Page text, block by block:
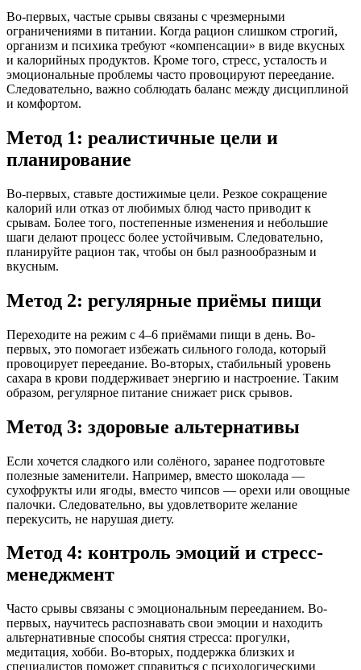
Во-первых, частые срывы связаны с чрезмерными
ограничениями в питании. Когда рацион слишком строгий,
организм и психика требуют «компенсации» в виде вкусных
и калорийных продуктов. Кроме того, стресс, усталость и
эмоциональные проблемы часто провоцируют переедание.
Следовательно, важно соблюдать баланс между дисциплиной
и комфортом.
Метод 1: реалистичные цели и
планирование
Во-первых, ставьте достижимые цели. Резкое сокращение
калорий или отказ от любимых блюд часто приводит к
срывам. Более того, постепенные изменения и небольшие
шаги делают процесс более устойчивым. Следовательно,
планируйте рацион так, чтобы он был разнообразным и
вкусным.
Метод 2: регулярные приёмы пищи
Переходите на режим с 4–6 приёмами пищи в день. Во-
первых, это помогает избежать сильного голода, который
провоцирует переедание. Во-вторых, стабильный уровень
сахара в крови поддерживает энергию и настроение. Таким
образом, регулярное питание снижает риск срывов.
Метод 3: здоровые альтернативы
Если хочется сладкого или солёного, заранее подготовьте
полезные заменители. Например, вместо шоколада —
сухофрукты или ягоды, вместо чипсов — орехи или овощные
палочки. Следовательно, вы удовлетворите желание
перекусить, не нарушая диету.
Метод 4: контроль эмоций и стресс-
менеджмент
Часто срывы связаны с эмоциональным перееданием. Во-
первых, научитесь распознавать свои эмоции и находить
альтернативные способы снятия стресса: прогулки,
медитация, хобби. Во-вторых, поддержка близких и
специалистов поможет справиться с психологическими